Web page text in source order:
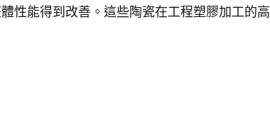
性能得到改善。這些陶瓷在工程塑膠加工的高